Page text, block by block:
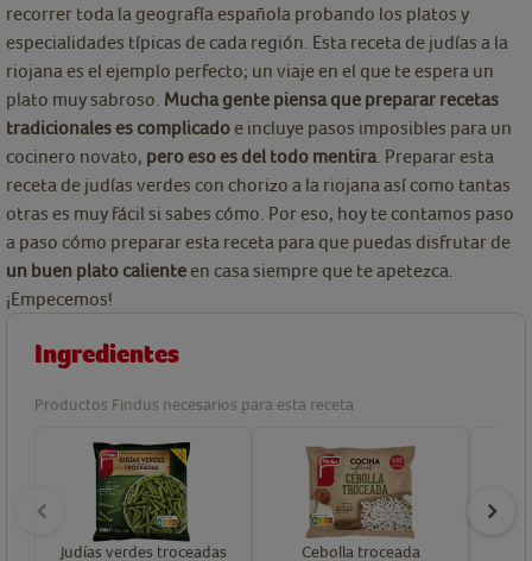
recorrer toda la geografía española probando los platos y
especialidades típicas de cada región. Esta receta de judías a la
riojana es el ejemplo perfecto; un viaje en el que te espera un
plato muy sabroso. Mucha gente piensa que preparar recetas
tradicionales es complicado e incluye pasos imposibles para un
cocinero novato, pero eso es del todo mentira . Preparar esta
receta de judías verdes con chorizo a la riojana así como tantas
otras es muy fácil si sabes cómo. Por eso, hoy te contamos paso
a paso cómo preparar esta receta para que puedas disfrutar de
un buen plato caliente en casa siempre que te apetezca.
¡Empecemos!
Ingredientes
Productos Findus necesarios para esta receta
Judías verdes troceadas
Cebolla troceada